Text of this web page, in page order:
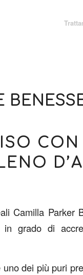
CON
Camilla Parker
in grado di
dei più puri